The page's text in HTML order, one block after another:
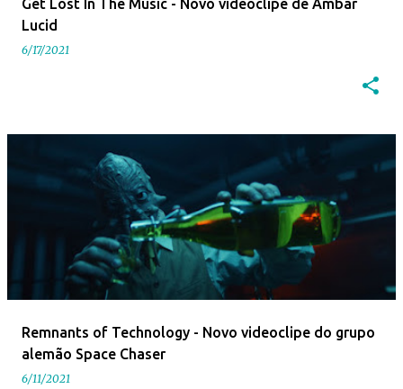
Get Lost In The Music - Novo videoclipe de Ambar
Lucid
6/17/2021
Remnants of Technology - Novo videoclipe do grupo
alemão Space Chaser
6/11/2021